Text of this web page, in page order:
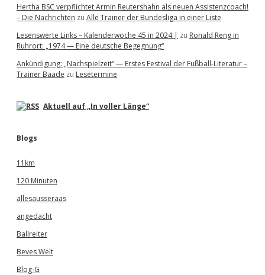
Hertha BSC verpflichtet Armin Reutershahn als neuen Assistenzcoach!
– Die Nachrichten zu Alle Trainer der Bundesliga in einer Liste
Lesenswerte Links – Kalenderwoche 45 in 2024 | zu Ronald Reng in
Ruhrort: „1974 — Eine deutsche Begegnung“
Ankündigung: „Nachspielzeit“ — Erstes Festival der Fußball-Literatur –
Trainer Baade zu Lesetermine
Aktuell auf „In voller Länge“
Blogs
11km
120 Minuten
allesausseraas
angedacht
Ballreiter
Beves Welt
Blog-G